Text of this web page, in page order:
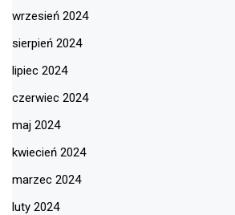
wrzesień 2024
sierpień 2024
lipiec 2024
czerwiec 2024
maj 2024
kwiecień 2024
marzec 2024
luty 2024